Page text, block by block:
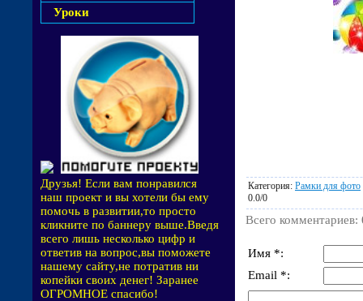
Уроки
Друзья! Если вам понравился
наш проект и вы хотели бы ему
помочь в развитии,то просто
кликните по баннеру выше.Введя
всего лишь несколько цифр и
ответив на вопрос,вы поможете
нашему сайту,не потратив ни
копейки своих денег! Заранее
ОГРОМНОЕ спасибо!
Категория: Рамки для фото
0.0/0
Всего комментариев:
Имя *:
Email *: